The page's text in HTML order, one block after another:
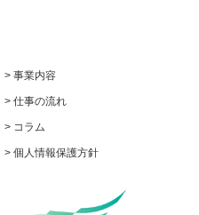
> 事業内容
> 仕事の流れ
> コラム
> 個人情報保護方針